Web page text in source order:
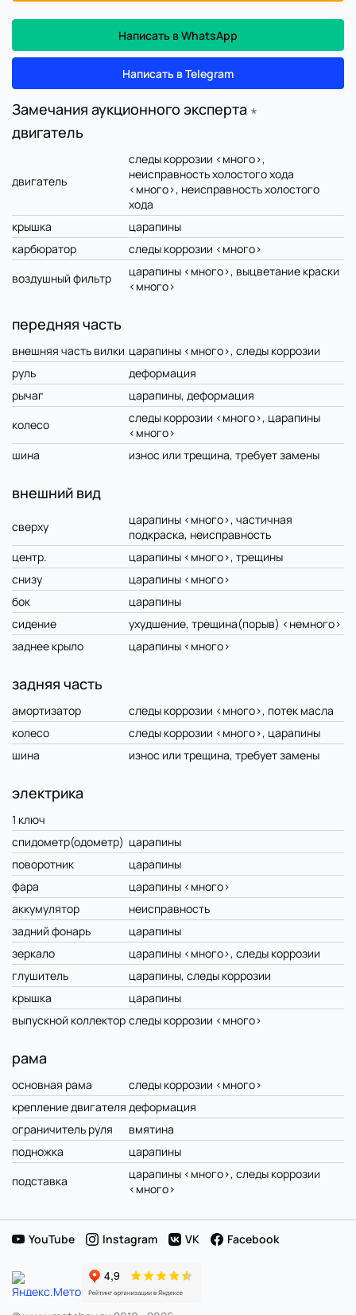
Написать в WhatsApp
Написать в Telegram
Замечания аукционного эксперта ∗
двигатель
двигатель
следы коррозии <много>,
неисправность холостого хода
<много>, неисправность холостого
хода
крышка
царапины
карбюратор
следы коррозии <много>
воздушный фильтр
царапины <много>, выцветание краски
<много>
передняя часть
внешняя часть вилки царапины <много>, следы коррозии
руль
деформация
рычаг
царапины, деформация
колесо
следы коррозии <много>, царапины
<много>
шина
износ или трещина, требует замены
внешний вид
сверху
царапины <много>, частичная
подкраска, неисправность
центр.
царапины <много>, трещины
снизу
царапины <много>
бок
царапины
сидение
ухудшение, трещина(порыв) <немного>
заднее крыло
царапины <много>
задняя часть
амортизатор
следы коррозии <много>, потек масла
колесо
следы коррозии <много>, царапины
шина
износ или трещина, требует замены
электрика
1 ключ
спидометр(одометр) царапины
поворотник
царапины
фара
царапины <много>
аккумулятор
неисправность
задний фонарь
царапины
зеркало
царапины <много>, следы коррозии
глушитель
царапины, следы коррозии
крышка
царапины
выпускной коллектор следы коррозии <много>
рама
основная рама
следы коррозии <много>
крепление двигателя деформация
ограничитель руля
вмятина
подножка
царапины
подставка
царапины <много>, следы коррозии
<много>
YouTube Instagram VK Facebook